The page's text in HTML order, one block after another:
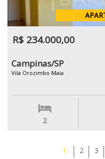
R$ 234.000,00
Campinas/SP
Vila Orozimbo Maia
2
1 2 3